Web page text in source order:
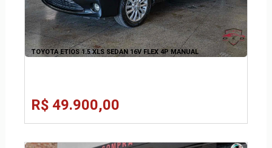
TOYOTA ETIOS 1.5 XLS SEDAN 16V FLEX 4P MANUAL
R$ 49.900,00